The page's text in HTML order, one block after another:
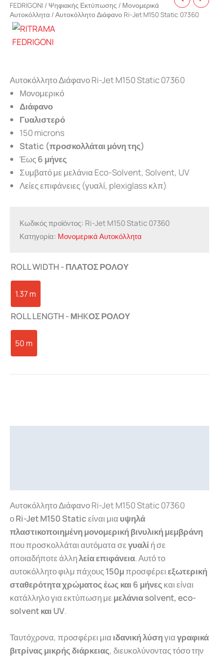
FEDRIGONI / Ψηφιακής Εκτύπωσης / Μονομερικά
Αυτοκόλλητα / Αυτοκόλλητο Διάφανο Ri-Jet M150 Static 07360
Αυτοκόλλητο Διάφανο Ri-Jet M150 Static 07360
Μονομερικό
Διάφανο
Γυαλιστερό
150 microns
Static (προσκολλάται μόνη της)
Έως 6 μήνες
Συμβατό με μελάνια Eco-Solvent, Solvent, UV
Λείες επιφάνειες (γυαλί, plexiglass κλπ)
Κωδικός προϊόντος: Ri-Jet M150 Static 07360
Κατηγορία: Μονομερικά Αυτοκόλλητα
ROLL WIDTH - ΠΛΑΤΟΣ ΡΟΛΟΥ
1.37 m
ROLL LENGTH - ΜHKΟΣ ΡΟΛΟΥ
50 m
Αυτοκόλλητο Διάφανο Ri-Jet M150 Static 07360
οRi-Jet M150 Staticείναι μια υψηλά
πλαστικοποιημένη μονομερική βινυλική μεμβράνη
που προσκολλάται αυτόματα σεγυαλί ή σε
οποιαδήποτε άλληλεία επιφάνεια. Αυτό το
αυτοκόλλητο φιλμ πάχους 150μπροσφέρειεξωτερική
σταθερότητα χρώματος έως και 6 μήνες και είναι
κατάλληλο για εκτύπωση με μελάνια solvent, eco-
solvent και UV.
Ταυτόχρονα, προσφέρει μια ιδανική λύσηγιαγραφικά
βιτρίνας μικρής διάρκειας, διευκολύνοντας τόσο την